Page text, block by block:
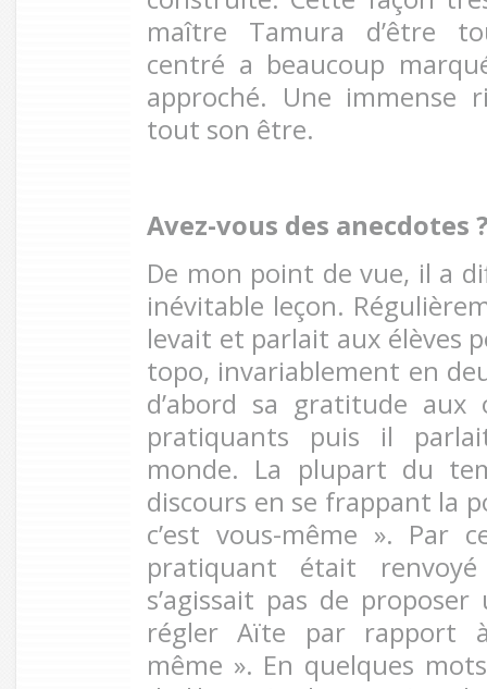
maître Tamura d’être
centré a beaucoup
approché. Une immense
tout son être.
Avez-vous des anecdotes
De mon point de vue, il a
inévitable leçon.
levait et parlait aux élèves
topo, invariablement en
d’abord sa gratitude aux
pratiquants puis il
monde. La plupart du
discours en se frappant la
c’est vous-même ». Par
pratiquant était
s’agissait pas de
régler Aïte par rapport
même ». En quelques